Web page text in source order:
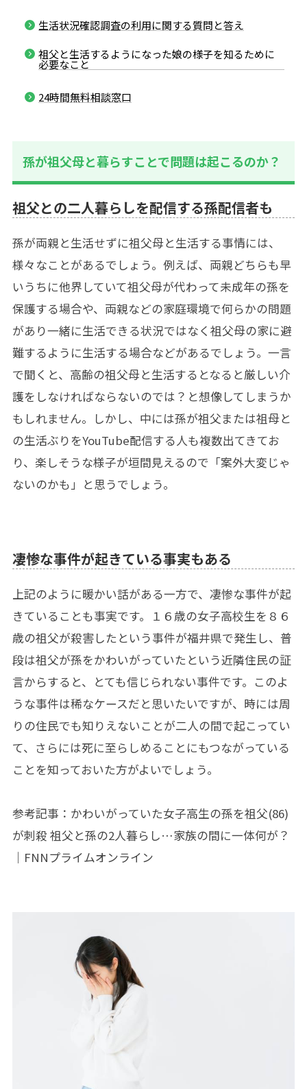
生活状況確認調査の利用に関する質問と答え
祖父と生活するようになった娘の様子を知るために
必要なこと
24時間無料相談窓口
孫が祖父母と暮らすことで問題は起こるのか？
祖父との二人暮らしを配信する孫配信者も
孫が両親と生活せずに祖父母と生活する事情には、
様々なことがあるでしょう。例えば、両親どちらも早
いうちに他界していて祖父母が代わって未成年の孫を
保護する場合や、両親などの家庭環境で何らかの問題
があり一緒に生活できる状況ではなく祖父母の家に避
難するように生活する場合などがあるでしょう。一言
で聞くと、高齢の祖父母と生活するとなると厳しい介
護をしなければならないのでは？と想像してしまうか
もしれません。しかし、中には孫が祖父または祖母と
の生活ぶりをYouTube配信する人も複数出てきてお
り、楽しそうな様子が垣間見えるので「案外大変じゃ
ないのかも」と思うでしょう。
凄惨な事件が起きている事実もある
上記のように暖かい話がある一方で、凄惨な事件が起
きていることも事実です。１６歳の女子高校生を８６
歳の祖父が殺害したという事件が福井県で発生し、普
段は祖父が孫をかわいがっていたという近隣住民の証
言からすると、とても信じられない事件です。このよ
うな事件は稀なケースだと思いたいですが、時には周
りの住民でも知りえないことが二人の間で起こってい
て、さらには死に至らしめることにもつながっている
ことを知っておいた方がよいでしょう。
参考記事： かわいがっていた女子高生の孫を祖父(86)
が刺殺 祖父と孫の2人暮らし…家族の間に一体何が？
｜FNNプライムオンライン